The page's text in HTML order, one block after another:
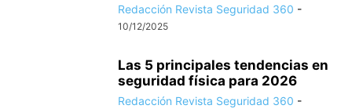
Redacción Revista Seguridad 360 -
10/12/2025
Las 5 principales tendencias en
seguridad física para 2026
Redacción Revista Seguridad 360 -